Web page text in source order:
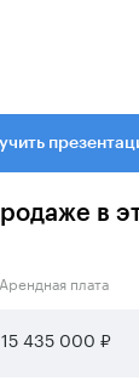
в
Арендная плата
15 435 000 ₽